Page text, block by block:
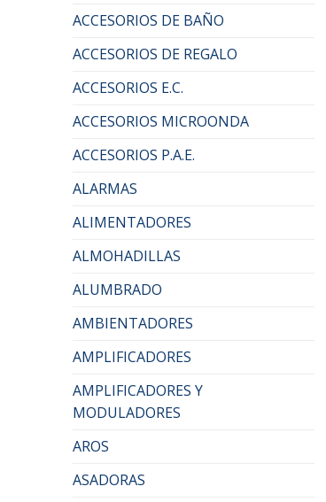
ACCESORIOS DE BAÑO
ACCESORIOS DE REGALO
ACCESORIOS E.C.
ACCESORIOS MICROONDA
ACCESORIOS P.A.E.
ALARMAS
ALIMENTADORES
ALMOHADILLAS
ALUMBRADO
AMBIENTADORES
AMPLIFICADORES
AMPLIFICADORES Y
MODULADORES
AROS
ASADORAS